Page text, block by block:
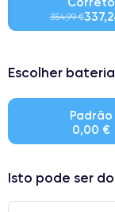
354,99 €
⭐ Premium
● Bateria:
● Apenas 5% dos
Escolher bateria
Padrão
0,00 €
Isto pode ser